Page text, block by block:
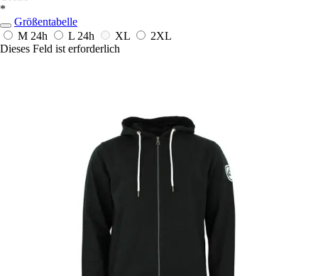
*
Größentabelle
M 24h L 24h XL
2XL
Dieses Feld ist erforderlich